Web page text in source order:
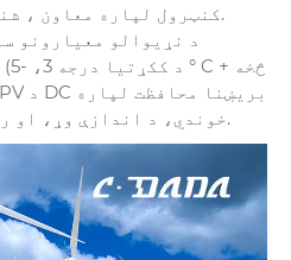
کنټرول لپاره معاون ، شنټ سفر ، او الارم تماسونه.
د نړیوالو معیارونو
خوندي، د اندازې وړ، او راتلونکي چمتو انتخاب دی.